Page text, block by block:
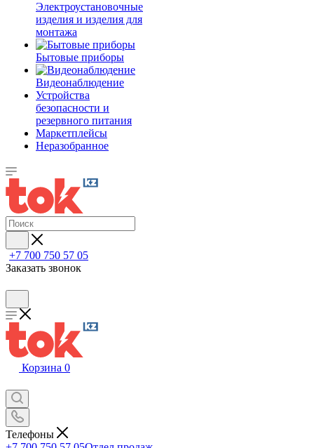
Электроустановочные
изделия и изделия для
монтажа
Бытовые приборы
Видеонаблюдение
Устройства
безопасности и
резервного питания
Маркетплейсы
Неразобранное
+7 700 750 57 05
Заказать звонок
Корзина 0
Телефоны